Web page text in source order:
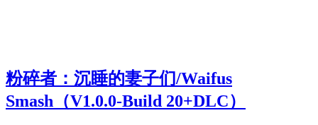
粉碎者：沉睡的妻子们/Waifus
Smash（V1.0.0-Build 20+DLC）